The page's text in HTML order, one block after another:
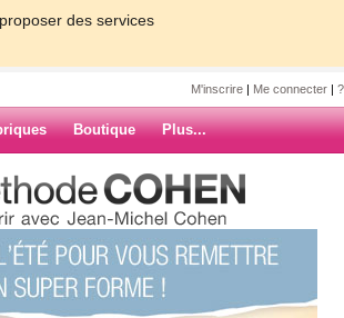
des services
M'inscrire | Me connecter |
Boutique Plus...